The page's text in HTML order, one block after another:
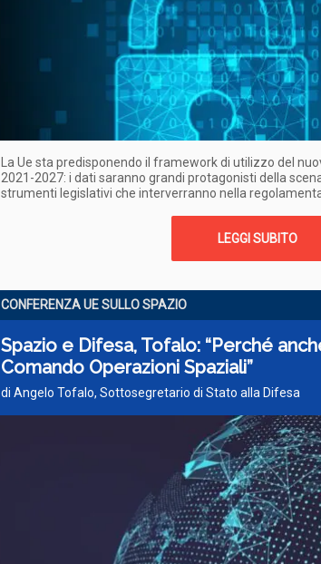
La Ue sta predisponendo il framework di utilizzo del
2021-2027: i dati saranno grandi protagonisti della
strumenti legislativi che interverranno nella
LEGGI SUBITO
CONFERENZA UE SULLO SPAZIO
Spazio e Difesa, Tofalo: “Perché
Comando Operazioni Spaziali”
di Angelo Tofalo, Sottosegretario di Stato alla Difesa